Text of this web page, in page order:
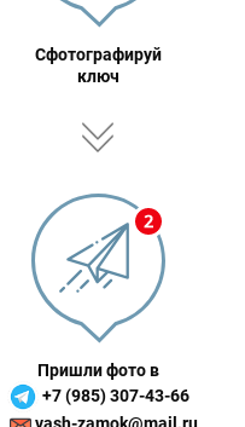
Сфотографируй
ключ
Пришли фото в
+7 (985) 307-43-66